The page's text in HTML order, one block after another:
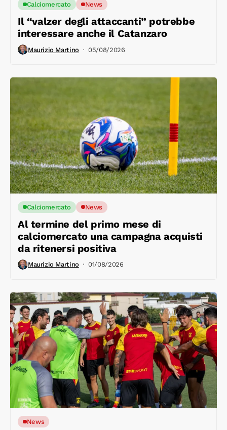
Calciomercato News
Il “valzer degli attaccanti” potrebbe
interessare anche il Catanzaro
Maurizio Martino 05/08/2026
Calciomercato News
Al termine del primo mese di
calciomercato una campagna acquisti
da ritenersi positiva
Maurizio Martino 01/08/2026
News